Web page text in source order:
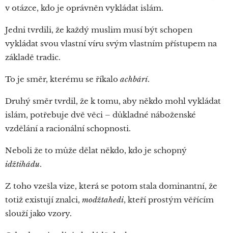
v otázce, kdo je oprávněn vykládat islám.
Jedni tvrdili, že každý muslim musí být schopen
vykládat svou vlastní víru svým vlastním přístupem na
základě tradic.
To je směr, kterému se říkalo achbárí.
Druhý směr tvrdil, že k tomu, aby někdo mohl vykládat
islám, potřebuje dvě věci – důkladné náboženské
vzdělání a racionální schopnosti.
Neboli že to může dělat někdo, kdo je schopný
idžtihádu.
Z toho vzešla vize, která se potom stala dominantní, že
totiž existují znalci, modžtahedi, kteří prostým věřícím
slouží jako vzory.